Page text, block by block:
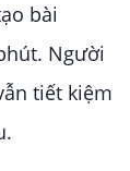
bài
Người
tiết kiệm